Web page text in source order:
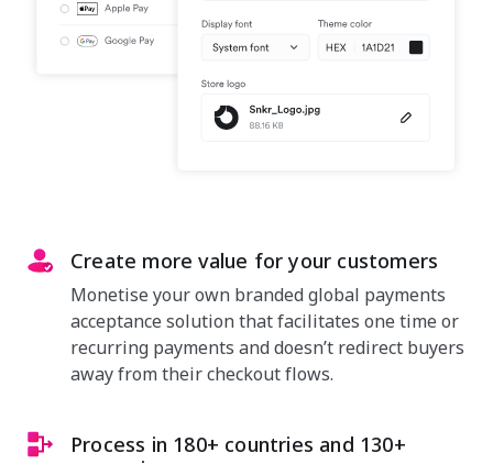
Create more value for your customers
Monetise your own branded global payments
acceptance solution that facilitates one time or
recurring payments and doesn’t redirect buyers
away from their checkout flows.
Process in 180+ countries and 130+